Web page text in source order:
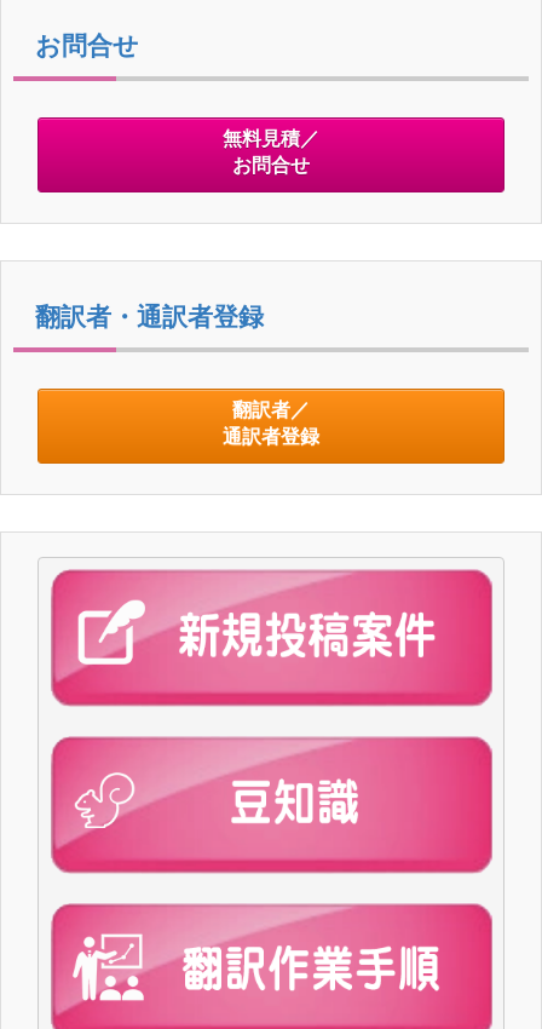
お問合せ
無料見積／
お問合せ
翻訳者・通訳者登録
翻訳者／
通訳者登録